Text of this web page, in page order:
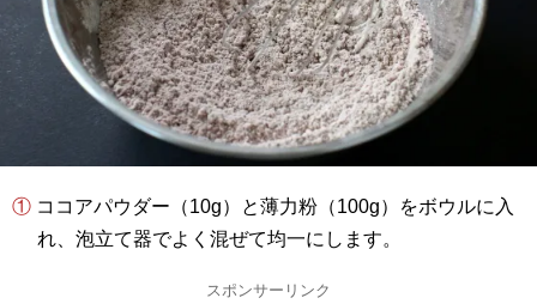
① ココアパウダー（10g）と薄力粉（100g）をボウルに入
れ、泡立て器でよく混ぜて均一にします。
スポンサーリンク